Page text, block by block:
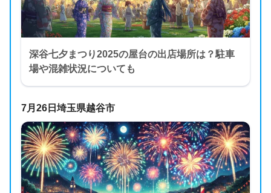
深谷七夕まつり2025の屋台の出店場所は？駐車
場や混雑状況についても
7月26日埼玉県越谷市